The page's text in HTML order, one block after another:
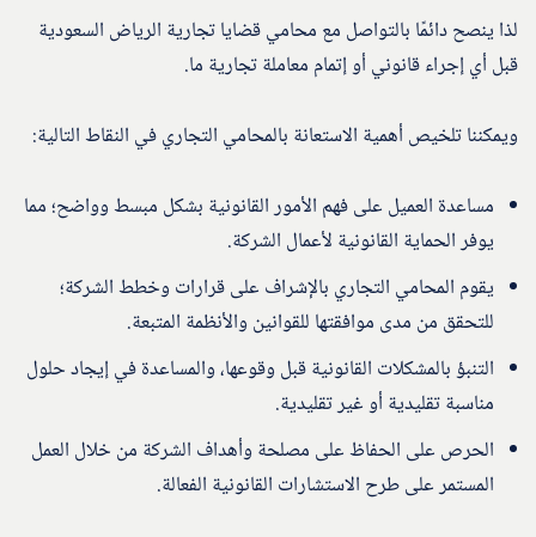
لذا ينصح دائمًا بالتواصل مع محامي قضايا تجارية الرياض السعودية
قبل أي إجراء قانوني أو إتمام معاملة تجارية ما.
ويمكننا تلخيص أهمية الاستعانة بالمحامي التجاري في النقاط التالية:
مساعدة العميل على فهم الأمور القانونية بشكل مبسط وواضح؛ مما
يوفر الحماية القانونية لأعمال الشركة.
يقوم المحامي التجاري بالإشراف على قرارات وخطط الشركة؛
للتحقق من مدى موافقتها للقوانين والأنظمة المتبعة.
التنبؤ بالمشكلات القانونية قبل وقوعها، والمساعدة في إيجاد حلول
مناسبة تقليدية أو غير تقليدية.
الحرص على الحفاظ على مصلحة وأهداف الشركة من خلال العمل
المستمر على طرح الاستشارات القانونية الفعالة.